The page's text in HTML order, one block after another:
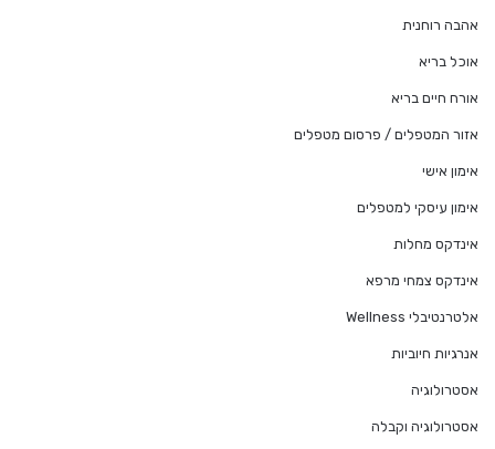
אהבה רוחנית
אוכל בריא
אורח חיים בריא
אזור המטפלים / פרסום מטפלים
אימון אישי
אימון עיסקי למטפלים
אינדקס מחלות
אינדקס צמחי מרפא
אלטרנטיבלי Wellness
אנרגיות חיוביות
אסטרולוגיה
אסטרולוגיה וקבלה